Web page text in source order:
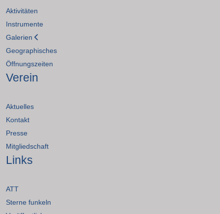
Aktivitäten
Instrumente
Galerien
Geographisches
Öffnungszeiten
Verein
Aktuelles
Kontakt
Presse
Mitgliedschaft
Links
ATT
Sterne funkeln